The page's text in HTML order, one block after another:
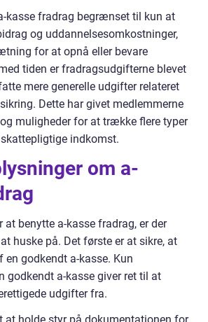
kasse fradrag begrænset til kun at
og uddannelsesomkostninger,
for at opnå eller bevare
tiden er fradragsudgifterne blevet
mere generelle udgifter relateret
Dette har givet medlemmerne
muligheder for at trække flere typer
indkomst.
om a-
at benytte a-kasse fradrag, er der
huske på. Det første er at sikre, at
en godkendt a-kasse. Kun
godkendt a-kasse giver ret til at
udgifter fra.